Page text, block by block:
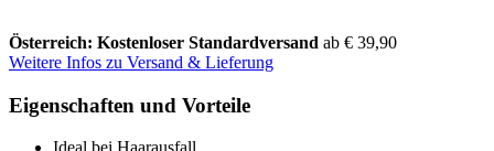
Österreich: Kostenloser Standardversand ab € 39,90
Weitere Infos zu Versand & Lieferung
Eigenschaften und Vorteile